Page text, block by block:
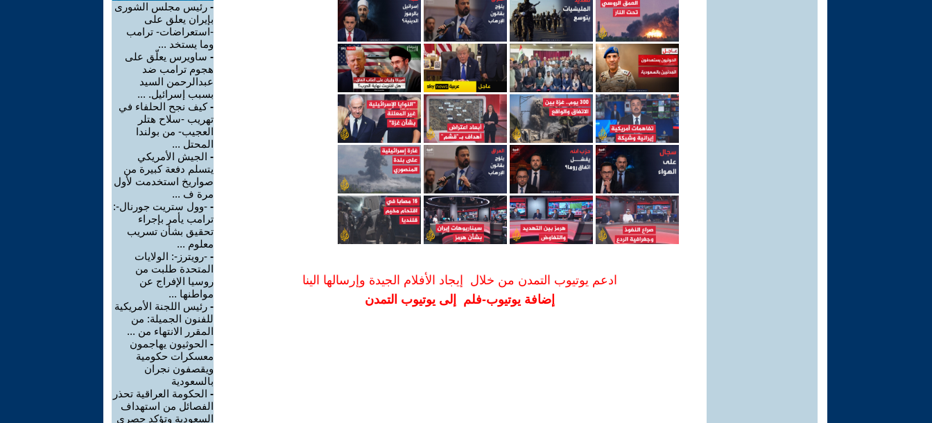
ادعم يوتيوب التمدن من خلال إيجاد الأفلام الجيدة وإرسالها الينا
إضافة يوتيوب-فلم إلى يوتيوب التمدن
- رئيس مجلس الشورى
بإيران يعلق على
-استعراضات- ترامب
وما يستخد ...
- ساويرس يعلّق على
هجوم ترامب ضد
عبدالرحمن السيد
بسبب إسرائيل. ...
-كيف نجح الحلفاء في
تهريب -سلاح هتلر
العجيب- من بولندا
المحتل ...
- الجيش الأمريكي
يتسلم دفعة كبيرة من
صواريخ استخدمت لأول
مرة ف ...
- -وول ستريت جورنال-:
ترامب يأمر بإجراء
تحقيق بشأن تسريب
معلوم ...
- -رويترز-: الولايات
المتحدة طلبت من
روسيا الإفراج عن
مواطنها ...
- رئيس اللجنة الأمريكية
للفنون الجميلة: من
المقرر الانتهاء من ...
- الحوثيون يهاجمون
معسكرات حكومية
ويقصفون نجران
بالسعودية
- الحكومة العراقية تحذر
الفصائل من استهداف
السعودية وتؤكد حصري